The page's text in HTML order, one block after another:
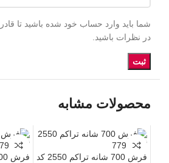
شما باید وارد حساب خود شده باشید تا
در نظرات باشید.
محصولات مشابه
فرش 700 شانه تراکم 2550 کد